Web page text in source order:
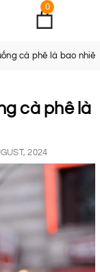
0
cà phê là bao
cà phê là
2024